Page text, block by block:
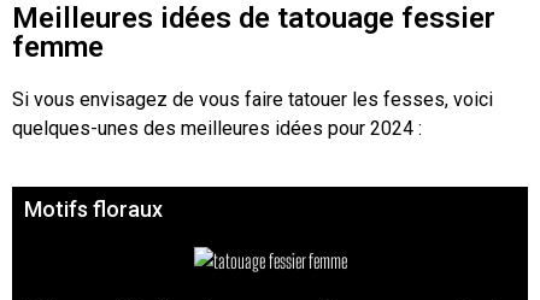
Meilleures idées de tatouage fessier
femme
Si vous envisagez de vous faire tatouer les fesses, voici
quelques-unes des meilleures idées pour 2024 :
Motifs floraux